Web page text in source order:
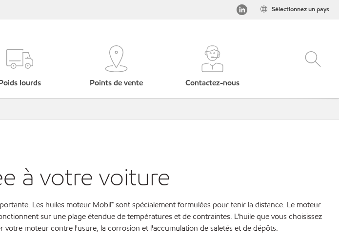
Sélectionnez un pays
lourds Points de vente Contactez-nous
à votre voiture
Les huiles moteur Mobil™ sont spécialement formulées pour tenir la distance. Le moteur
sur une plage étendue de températures et de contraintes. L'huile que vous choisissez
moteur contre l'usure, la corrosion et l'accumulation de saletés et de dépôts.